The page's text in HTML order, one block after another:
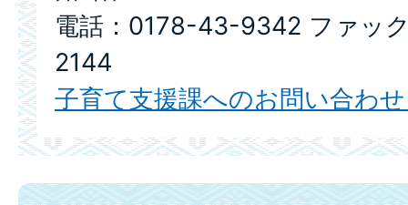
電話：0178-43-9342 ファッ
2144
子育て支援課へのお問い合わ